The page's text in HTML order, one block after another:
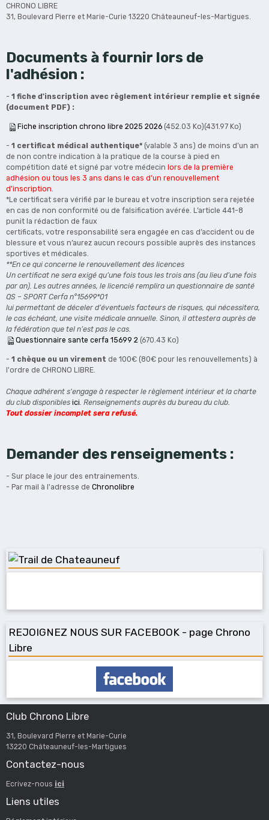
CHRONO LIBRE
31, Boulevard Pierre et Marie-Curie 13220 Châteauneuf-les-Martigues.
Documents à fournir lors de
l'adhésion :
- 1 fiche d'inscription avec règlement intérieur remplie et signée
(document PDF) :
Fiche inscription chrono libre 2025 2026 (452.03 Ko)(431.97 Ko)
- 1 certificat médical authentique* (valable 3 ans) de moins d’un an
de non contre indication à la pratique de la course à pied en
compétition daté et signé par votre médecin lors de la première
adhésion ou tous les 3 ans dans le cas d’un renouvellement
d’inscription.
*Le certificat sera vérifié par le bureau et votre inscription sera rejetée
en cas de non conformité ou de falsification avérée. L’article 441-8
punit la rédaction de faux
certificats, votre responsabilité sera engagée en cas d’accident ou de
blessure et vous n’aurez aucun recours possible auprès des instances
sportives et médicales.
**En ce qui concerne le renouvellement des licences
Un certificat ne sera exigé qu’une fois tous les trois ans (au lieu d’une fois
par an). Les autres années, le licencié remplira un questionnaire de santé
QS – SPORT Cerfa n°15699*01
lui permettant de déceler d’éventuels facteurs de risques, qui nécessitera,
le cas échéant, une visite médicale annuelle. Sinon, il attestera auprès de
la fédération que tel n’est pas le cas.
Questionnaire sante cerfa 15699 2 (670.43 Ko)
- 1 chèque ou un virement de 100€ (80€ pour les renouvellements) à
l'ordre de CHRONO LIBRE.
Chaque adhérent s'engage à respecter le règlement intérieur et la charte
du club disponibles ici. Renseignements auprès du bureau du club.
Tout dossier incomplet sera refusé.
Demander des renseignements :
- Sur place le jour des entrainements.
- Par mail à l'adresse de Chronolibre
REJOIGNEZ NOUS SUR FACEBOOK - page Chrono
Libre
Club Chrono Libre
31, Boulevard Pierre et Marie-Curie
13220 Châteauneuf-les-Martigues
Contactez-nous
Ecrivez-nous ici
Liens utiles